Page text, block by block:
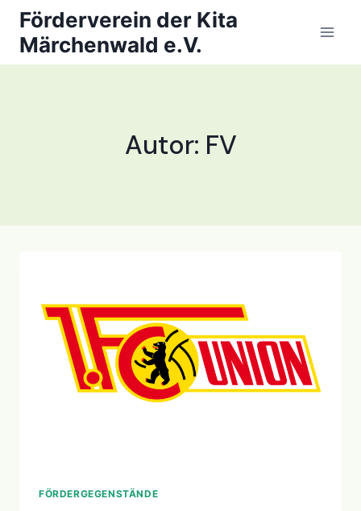
Zum
Inhalt
springen
Förderverein der Kita
Märchenwald e.V.
Autor: FV
FÖRDERGEGENSTÄNDE